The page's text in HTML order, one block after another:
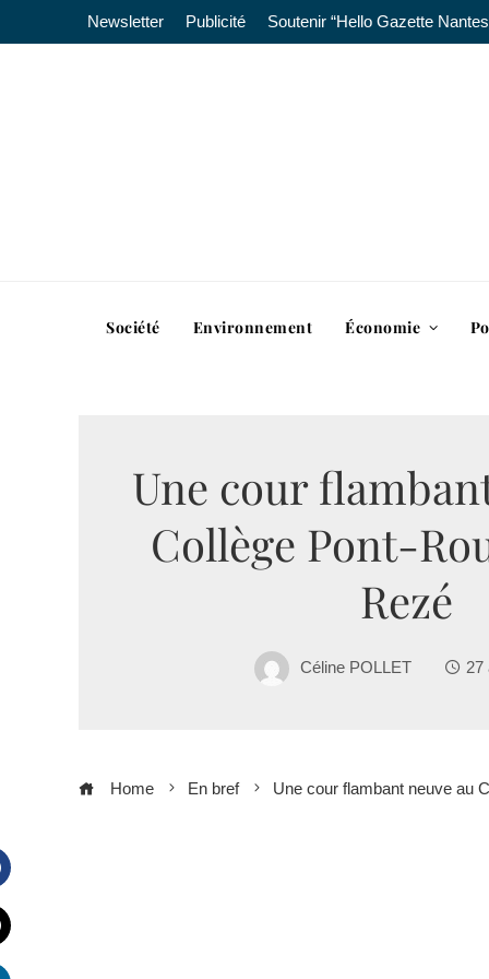
Newsletter Publicité Soutenir “Hello Gazette
Société Environnement Économie
Une cour
Collège Pont-
Rezé
Céline POLLET 27
Home En bref Une cour flambant neuve au